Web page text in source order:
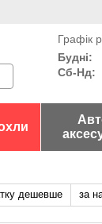
Графік
Будні:
Сб-Нд:
дешевше за